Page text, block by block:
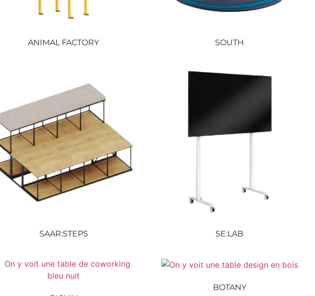
ANIMAL FACTORY SOUTH
SAAR:STEPS SE:LAB
BOTANY